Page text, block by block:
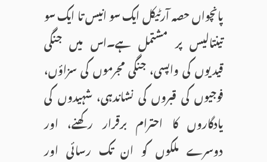
پانچواں حصہ آرٹیکل ایک سو انیس تا ایک سو
تینتالیس پر مشتمل ہے۔اس میں جنگی
قیدیوں کی واپسی، جنگی مجرموں کی سزاؤں،
فوجیوں کی قبروں کی نشاندہی، شہیدوں کی
یادگاروں کا احترام برقرار رکھنے، اور
دوسرے ملکوں کو ان تک رسائی اور